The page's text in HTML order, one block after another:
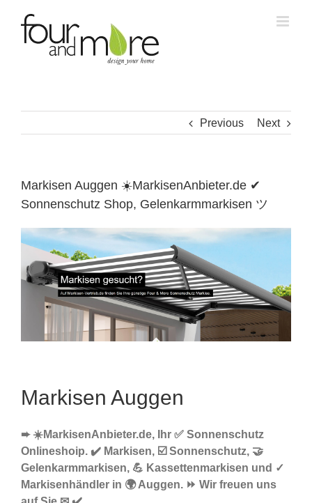
content
Previous Next
Markisen Auggen ☀️MarkisenAnbieter.de ✔
Sonnenschutz Shop, Gelenkarmmarkisen ツ
Markisen Auggen
➨ ☀️MarkisenAnbieter.de, Ihr ✅ Sonnenschutz
Onlineshoip. ✔️ Markisen, ☑️ Sonnenschutz, 🤝
Gelenkarmmarkisen, 💪 Kassettenmarkisen und ✓
Markisenhändler in 🌍 Auggen. ⏩ Wir freuen uns